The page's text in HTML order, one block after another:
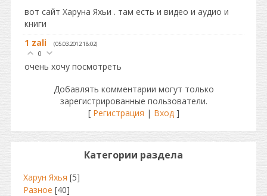
вот сайт Харуна Яхьи . там есть и видео и аудио и
книги
1 zali (05.03.2012 18:02)
0
очень хочу посмотреть
Добавлять комментарии могут только
зарегистрированные пользователи.
[ Регистрация | Вход]
Категории раздела
Харун Яхья [5]
Разное [40]